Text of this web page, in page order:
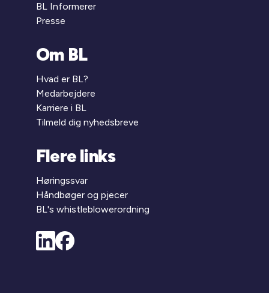
BL Informerer
Presse
Om BL
Hvad er BL?
Medarbejdere
Karriere i BL
Tilmeld dig nyhedsbreve
Flere links
Høringssvar
Håndbøger og pjecer
BL's whistleblowerordning